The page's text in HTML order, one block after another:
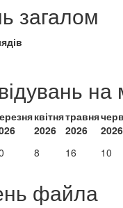
загалом
на
квітня
2026
травня
2026
2026
8 16 10
файла